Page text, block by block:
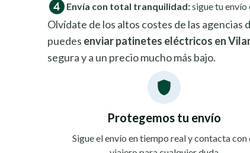
Envía con total tranquilidad:sigue tu envío
Olvídate de los altos costes de las
puedes enviar patinetes eléctricos en
segura y a un precio mucho más bajo.
Protegemos tu envío
Sigue el envío en tiempo real y contacta con